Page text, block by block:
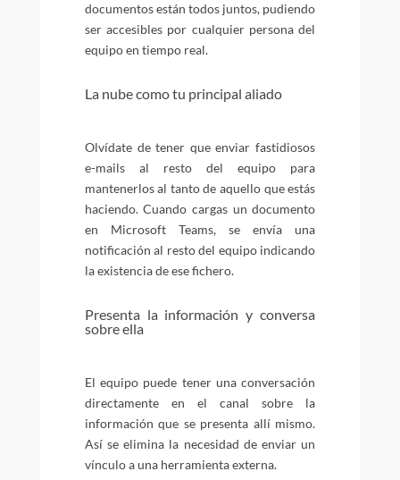
documentos están todos juntos, pudiendo
ser accesibles por cualquier persona del
equipo en tiempo real.
La nube como tu principal aliado
Olvídate de tener que enviar fastidiosos
e-mails al resto del equipo para
mantenerlos al tanto de aquello que estás
haciendo. Cuando cargas un documento
en Microsoft Teams, se envía una
notificación al resto del equipo indicando
la existencia de ese fichero.
Presenta la información y conversa
sobre ella
El equipo puede tener una conversación
directamente en el canal sobre la
información que se presenta allí mismo.
Así se elimina la necesidad de enviar un
vínculo a una herramienta externa.